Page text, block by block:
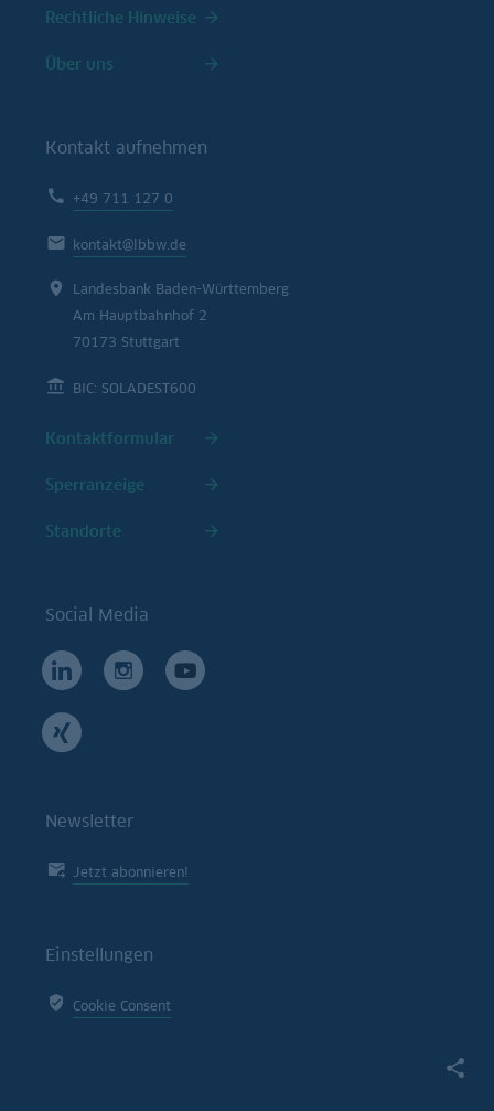
Rechtliche Hinweise
Über uns
Kontakt aufnehmen
+49 711 127 0
kontakt@lbbw.de
Landesbank Baden-Württemberg
Am Hauptbahnhof 2
70173 Stuttgart
BIC: SOLADEST600
Kontaktformular
Sperranzeige
Standorte
Social Media
Newsletter
Jetzt abonnieren!
Einstellungen
Cookie Consent